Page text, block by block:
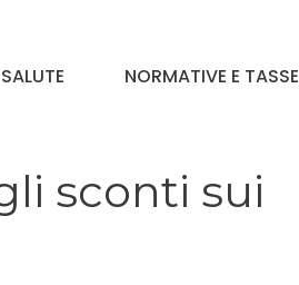
SALUTE NORMATIVE E TASSE
sconti sui